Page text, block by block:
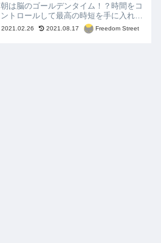
朝は脳のゴールデンタイム！？時間をコ
ントロールして最高の時短を手に入れ
る！1日24時間じゃ足りない、もっと効
率的に1日を過ごしたい。趣味や自己投
2021.02.26 2021.08.17 Freedom Street